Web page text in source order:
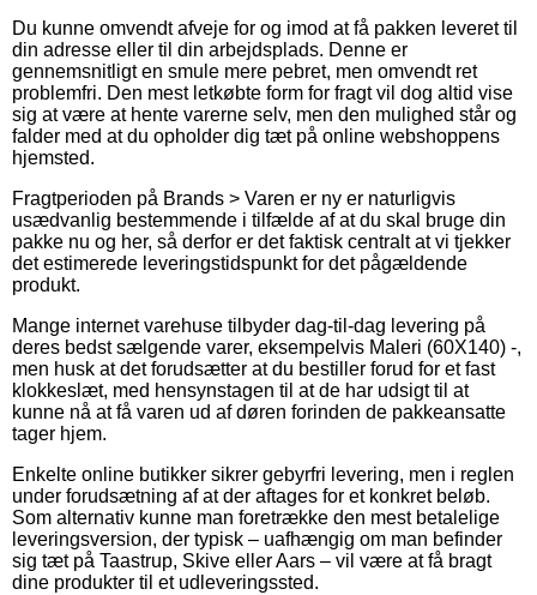
Du kunne omvendt afveje for og imod at få pakken leveret til
din adresse eller til din arbejdsplads. Denne er
gennemsnitligt en smule mere pebret, men omvendt ret
problemfri. Den mest letkøbte form for fragt vil dog altid vise
sig at være at hente varerne selv, men den mulighed står og
falder med at du opholder dig tæt på online webshoppens
hjemsted.
Fragtperioden på Brands > Varen er ny er naturligvis
usædvanlig bestemmende i tilfælde af at du skal bruge din
pakke nu og her, så derfor er det faktisk centralt at vi tjekker
det estimerede leveringstidspunkt for det pågældende
produkt.
Mange internet varehuse tilbyder dag-til-dag levering på
deres bedst sælgende varer, eksempelvis Maleri (60X140) -,
men husk at det forudsætter at du bestiller forud for et fast
klokkeslæt, med hensynstagen til at de har udsigt til at
kunne nå at få varen ud af døren forinden de pakkeansatte
tager hjem.
Enkelte online butikker sikrer gebyrfri levering, men i reglen
under forudsætning af at der aftages for et konkret beløb.
Som alternativ kunne man foretrække den mest betalelige
leveringsversion, der typisk – uafhængig om man befinder
sig tæt på Taastrup, Skive eller Aars – vil være at få bragt
dine produkter til et udleveringssted.